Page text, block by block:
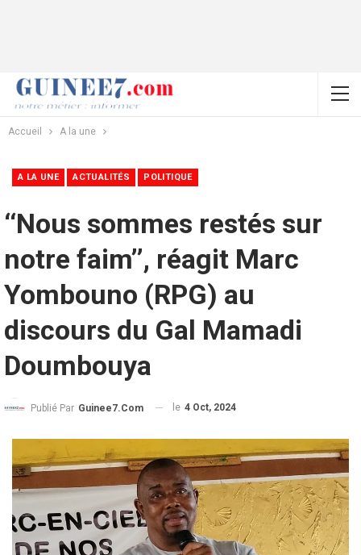
Accueil A la une
A LA UNE ACTUALITÉS POLITIQUE
‘‘Nous sommes restés sur
notre faim’’, réagit Marc
Yombouno (RPG) au
discours du Gal Mamadi
Doumbouya
Publié Par Guinee7.com le 4 Oct, 2024